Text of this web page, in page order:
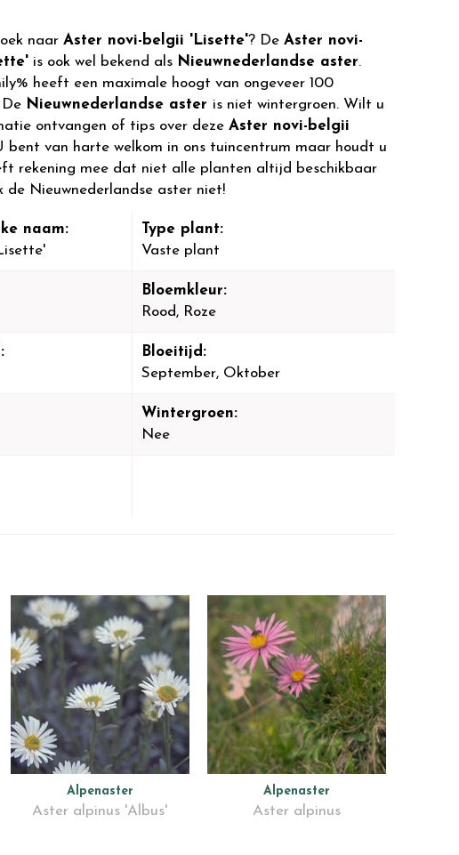
naar Aster novi-belgii 'Lisette'? De Aster novi-
is ook wel bekend als Nieuwnederlandse aster.
heeft een maximale hoogt van ongeveer 100
Nieuwnederlandse aster is niet wintergroen. Wilt u
ontvangen of tips over deze Aster novi-belgii
bent van harte welkom in ons tuincentrum maar houdt u
rekening mee dat niet alle planten altijd beschikbaar
de Nieuwnederlandse aster niet!
naam:
Type plant:
Vaste plant
Bloemkleur:
Rood, Roze
Bloeitijd:
September, Oktober
Wintergroen:
Nee
Alpenaster
Aster alpinus 'Albus'
Alpenaster
Aster alpinus